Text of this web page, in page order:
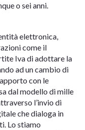
o sei anni.
elettronica,
come il
Iva di adottare la
ad un cambio di
con le
dal modello di mille
l’invio di
che dialoga in
Lo stiamo